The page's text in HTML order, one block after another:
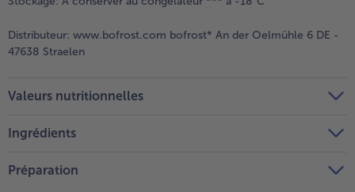
Distributeur: www.bofrost.com bofrost* An der Oelmühle 6 DE -
47638 Straelen
Valeurs nutritionnelles
Ingrédients
Préparation